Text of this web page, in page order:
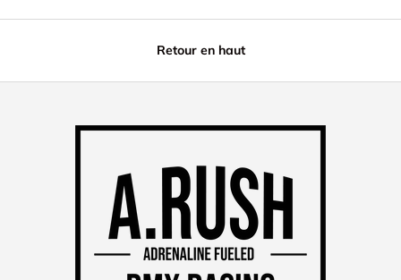
Retour en haut